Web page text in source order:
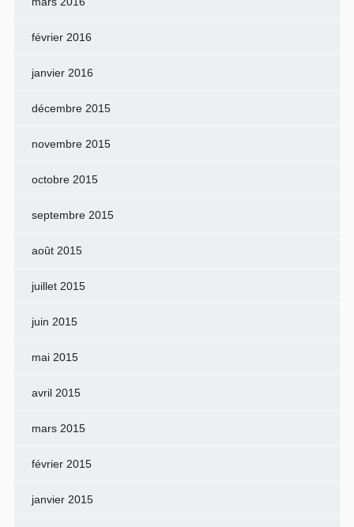
février 2016
janvier 2016
décembre 2015
novembre 2015
octobre 2015
septembre 2015
août 2015
juillet 2015
juin 2015
mai 2015
avril 2015
mars 2015
février 2015
janvier 2015